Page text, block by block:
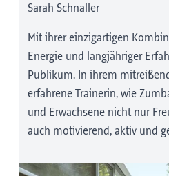
hautnah erleben.
Lea Stoll finden fünf
bei denen die
Entspannung finden
Barfußpfad und die
Möglichkeit, die
Ertasten mit Füßen
Yoga: 14:40 | 15:40 |
Sarah Schnaller
Mit ihrer einzigartigen
Energie und langjähriger
Publikum. In ihrem
erfahrene Trainerin, wie
und Erwachsene nicht nur
auch motivierend, aktiv und